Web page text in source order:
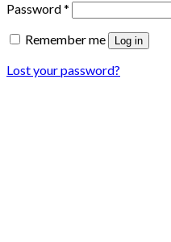
Password*
Remember me
Log in
Lost your password?